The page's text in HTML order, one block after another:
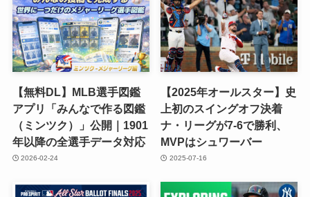
【無料DL】MLB選手図鑑
アプリ「みんなで作る図鑑
（ミンツク）」公開｜1901
年以降の全選手データ対応
2026-02-24
【2025年オールスター】史
上初のスイングオフ決着
ナ・リーグが7-6で勝利、
MVPはシュワーバー
2025-07-16